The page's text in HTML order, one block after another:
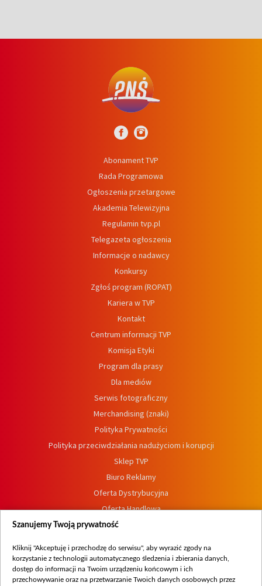
Abonament TVP
Rada Programowa
Ogłoszenia przetargowe
Akademia Telewizyjna
Regulamin tvp.pl
Telegazeta ogłoszenia
Informacje o nadawcy
Konkursy
Zgłoś program (ROPAT)
Kariera w TVP
Kontakt
Centrum informacji TVP
Komisja Etyki
Program dla prasy
Dla mediów
Serwis fotograficzny
Merchandising (znaki)
Polityka Prywatności
Polityka przeciwdziałania nadużyciom i korupcji
Sklep TVP
Biuro Reklamy
Oferta Dystrybucyjna
Oferta Handlowa
Dostępność
Procedura zgłoszeń wewnętrznych
Szanujemy Twoją prywatność
Kliknij "Akceptuję i przechodzę do serwisu", aby wyrazić zgody na
korzystanie z technologii automatycznego śledzenia i zbierania danych,
dostęp do informacji na Twoim urządzeniu końcowym i ich
przechowywanie oraz na przetwarzanie Twoich danych osobowych przez